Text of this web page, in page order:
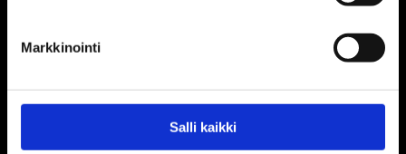
Markkinointi
Salli kaikki